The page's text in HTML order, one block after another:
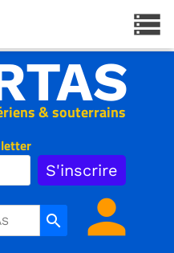
& souterrains
search person
storage